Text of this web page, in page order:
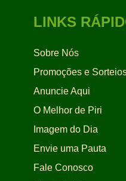
LINKS
Sobre Nós
Promoções e
Anuncie Aqui
O Melhor de Piri
Imagem do Dia
Envie uma Pauta
Fale Conosco